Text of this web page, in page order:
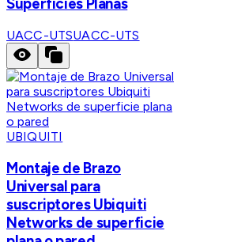
Superficies Planas
UACC-UTSUACC-UTS
UBIQUITI
Montaje de Brazo
Universal para
suscriptores Ubiquiti
Networks de superficie